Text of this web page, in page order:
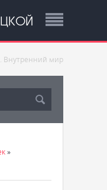
Внутренний мир
»